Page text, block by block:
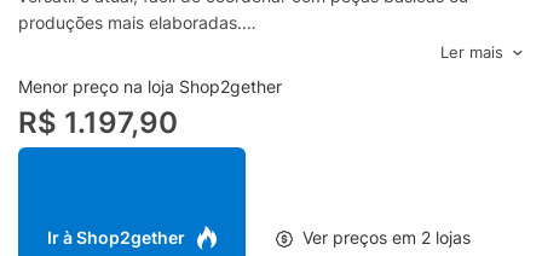
produções mais elaboradas.
Perfeita para compor looks do dia a dia, trabalho ou saída à
noite, essa calça feminina em jeans cinza valoriza a silhueta e
adiciona um toque fashion sem exageros. Use com camiseta e
tênis para uma proposta casual, ou combine com camisa,
blazer e bota para um visual mais elegante. Os detalhes em
Se você procura uma **calça jeans feminina cinza** com
Ler mais
Menor preço na loja Shop2gether
R$ 1.197,90
Ir à Shop2gether Ver preços em 2 lojas